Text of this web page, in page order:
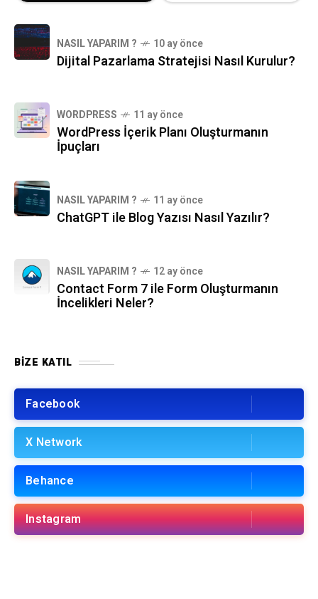
NASIL YAPARIM ? 10 ay önce
Dijital Pazarlama Stratejisi Nasıl Kurulur?
WORDPRESS 11 ay önce
WordPress İçerik Planı Oluşturmanın
İpuçları
NASIL YAPARIM ? 11 ay önce
ChatGPT ile Blog Yazısı Nasıl Yazılır?
NASIL YAPARIM ? 12 ay önce
Contact Form 7 ile Form Oluşturmanın
İncelikleri Neler?
BIZE KATIL
Facebook
X Network
Behance
Instagram